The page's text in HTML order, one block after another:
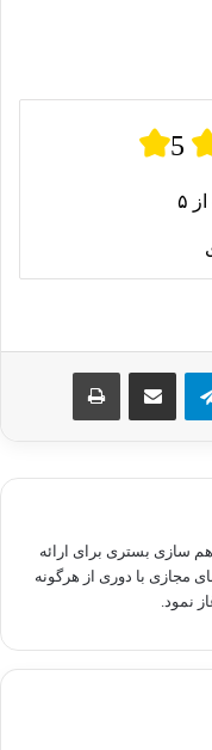
5
از ۵
تلگرام اشتراک گذاری از طریق ایمیل چاپ
سال 1398 با هدف فراهم سازی بستری برای ارائه
مجازی با دوری از هرگونه
نمود.